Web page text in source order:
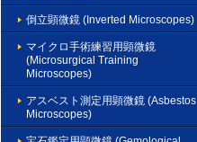
倒立顕微鏡 (Inverted Microscopes)
マイクロ手術練習用顕微鏡
(Microsurgical Training
Microscopes)
アスベスト測定用顕微鏡 (Asbestos
Microscopes)